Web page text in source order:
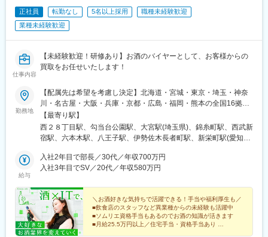
正社員 転勤なし 5名以上採用
職種未経験歓迎
業種未経験歓迎
仕事内容
【未経験歓迎！研修あり】お酒のバイヤーとして、お客様からの
買取をお任せいたします！
勤務地
【配属先は希望を考慮し決定】北海道・宮城・東京・埼玉・神奈
川・名古屋・大阪・兵庫・京都・広島・福岡・熊本の全国16拠点
で募集！※転勤あり・なしの働き方を選択できます。※錦糸町本
店・六本木店・横浜店は販売店舗業務あり※いずれの拠点も受動喫
煙対策：あり（オフィス内禁煙、分煙）■北海道・札幌店■東北・
歌舞伎町店・六本木店（販売店あり）・八王子店・神奈川横浜店
（販売店あり）■中部・名古屋店■関西・心斎橋店・堺店・兵庫神
舗も20代30代が中心となり活躍中！～社員の想いをご紹介します
～＼「ベンチャー企業で責任あるポジションに就き、人生の目標
を叶えたい！」「行き場を失ったお酒と、それを求めている人を
つなぐ価値ある仕事がしたい！」「破棄されるお酒を減らしSDGs
に貢献したい！」「お酒業界にECを普及させ、全国に出回ってい
【最寄り駅】
西２８丁目駅、勾当台公園駅、大宮駅(埼玉県)、錦糸町駅、西武新
宿駅、六本木駅、八王子駅、伊勢佐木長者町駅、新栄町駅(愛知
八丁堀駅(広島県)、呉服町駅(福岡県)、花畑町駅、広瀬通駅、新宿
西口駅、六本木一丁目駅、京王八王子駅、関内駅、高岳駅、本町
駅、辛島町駅、北四番丁駅、新宿駅(東京メトロ)、麻布十番駅、日
ノ出町駅、車道駅、神戸三宮駅(阪神)、四条駅(京都市営)、袋町
駅、千代県庁口駅、熊本城・市役所前駅
給与
入社2年目で部長／30代／年収700万円
入社3年目でSV／20代／年収580万円
＼お酒好きな気持ちで活躍できる！手当や福利厚生も／
■飲食店のスタッフなど異業種からの未経験も活躍中
■ソムリエ資格手当もあるのでお酒の知識が活きます
■月給25.5万円以上／住宅手当・資格手当あり